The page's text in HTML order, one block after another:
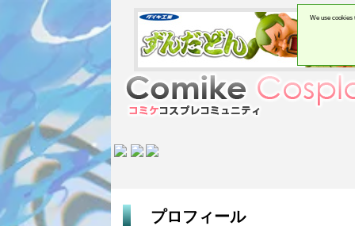
プロフィール
We use cookies